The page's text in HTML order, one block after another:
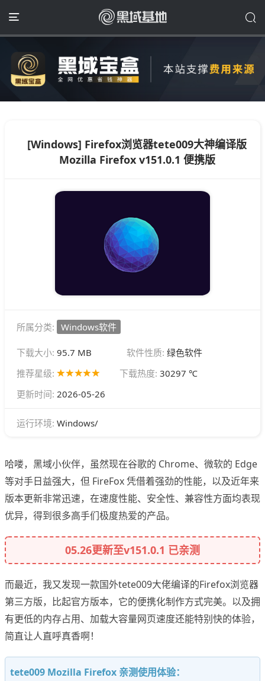
[Windows] Firefox浏览器tete009大神编译版
Mozilla Firefox v151.0.1 便携版
所属分类: Windows软件
下载大小: 95.7 MB 软件性质: 绿色软件
推荐星级:
下载热度: 30297 ℃
更新时间: 2026-05-26
运行环境: Windows/
哈喽，黑域小伙伴，虽然现在谷歌的 Chrome、微软的 Edge
等对手日益强大，但 FireFox 凭借着强劲的性能，以及近年来
版本更新非常迅速，在速度性能、安全性、兼容性方面均表现
优异，得到很多高手们极度热爱的产品。
05.26更新至v151.0.1 已亲测
而最近，我又发现一款国外tete009大佬编译的Firefox浏览器
第三方版，比起官方版本，它的便携化制作方式完美。以及拥
有更低的内存占用、加载大容量网页速度还能特别快的体验，
简直让人直呼真香啊！
tete009 Mozilla Firefox 亲测使用体验：